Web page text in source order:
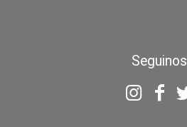
Seguinos